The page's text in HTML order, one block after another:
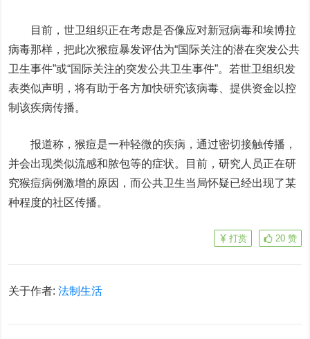
目前，世卫组织正在考虑是否像应对新冠病毒和埃博拉
病毒那样，把此次猴痘暴发评估为“国际关注的潜在突发公共
卫生事件”或“国际关注的突发公共卫生事件”。若世卫组织发
表类似声明，将有助于各方加快研究该病毒、提供资金以控
制该疾病传播。
报道称，猴痘是一种轻微的疾病，通过密切接触传播，
并会出现类似流感和脓包等的症状。目前，研究人员正在研
究猴痘病例激增的原因，而公共卫生当局怀疑已经出现了某
种程度的社区传播。
20 赞
打赏
关于作者:法制生活